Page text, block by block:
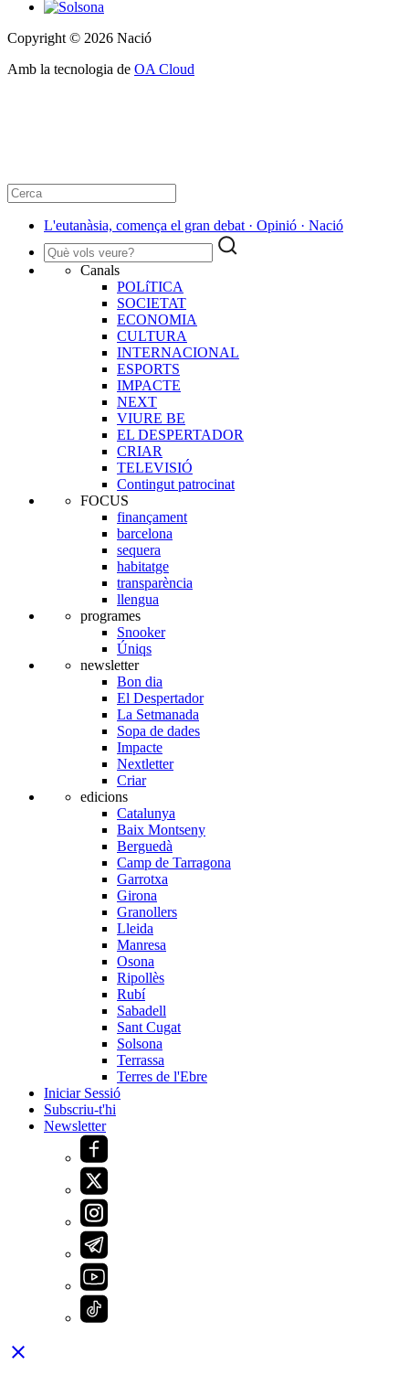
Copyright © 2026 Nació
Amb la tecnologia de OA Cloud
L'eutanàsia, comença el gran debat · Opinió · Nació
Canals
POLíTICA
SOCIETAT
ECONOMIA
CULTURA
INTERNACIONAL
ESPORTS
IMPACTE
NEXT
VIURE BE
EL DESPERTADOR
CRIAR
TELEVISIÓ
Contingut patrocinat
FOCUS
finançament
barcelona
sequera
habitatge
transparència
llengua
programes
Snooker
Úniqs
newsletter
Bon dia
El Despertador
La Setmanada
Sopa de dades
Impacte
Nextletter
Criar
edicions
Catalunya
Baix Montseny
Berguedà
Camp de Tarragona
Garrotxa
Girona
Granollers
Lleida
Manresa
Osona
Ripollès
Rubí
Sabadell
Sant Cugat
Solsona
Terrassa
Terres de l'Ebre
Iniciar Sessió
Subscriu-t'hi
Newsletter
close